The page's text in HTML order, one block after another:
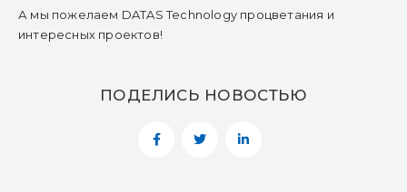
А мы пожелаем DATAS Technology процветания и
интересных проектов!
ПОДЕЛИСЬ НОВОСТЬЮ